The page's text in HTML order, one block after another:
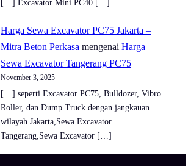
[…] Excavator Mini PC40 […]
Harga Sewa Excavator PC75 Jakarta –
Mitra Beton Perkasa mengenai Harga
Sewa Excavator Tangerang PC75
November 3, 2025
[…] seperti Excavator PC75, Bulldozer, Vibro
Roller, dan Dump Truck dengan jangkauan
wilayah Jakarta,Sewa Excavator
Tangerang,Sewa Excavator […]